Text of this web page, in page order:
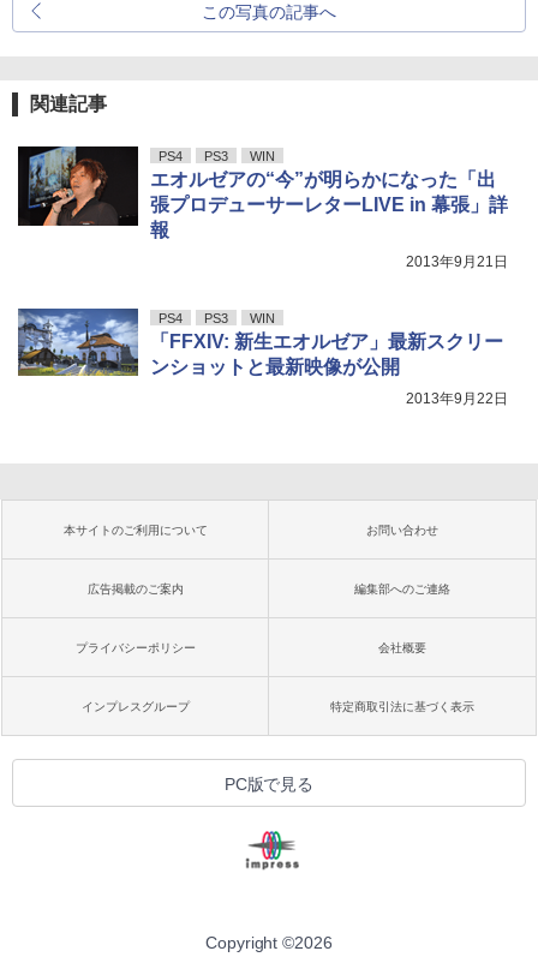
この写真の記事へ
関連記事
PS4 PS3 WIN
エオルゼアの“今”が明らかになった「出
張プロデューサーレターLIVE in 幕張」詳
報
2013年9月21日
PS4 PS3 WIN
「FFXIV: 新生エオルゼア」最新スクリー
ンショットと最新映像が公開
2013年9月22日
本サイトのご利用について お問い合わせ
広告掲載のご案内 編集部へのご連絡
プライバシーポリシー 会社概要
インプレスグループ 特定商取引法に基づく表示
PC版で見る
Copyright ©2026